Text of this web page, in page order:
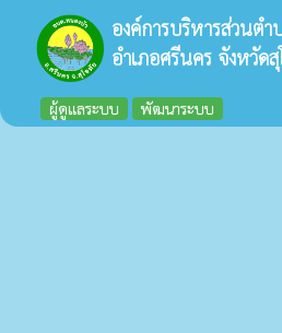
องค์การบริหารส่วนต
อำเภอศรีนคร จังหวัด
ผู้ดูแลระบบ พัฒนาระบบ